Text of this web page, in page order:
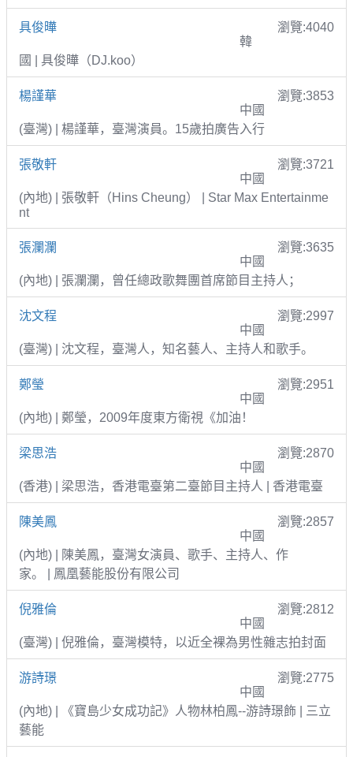
具俊曄
瀏覽:4040
韓
國 | 具俊曄（DJ.koo）
楊謹華
瀏覽:3853
中國
(臺灣) | 楊謹華，臺灣演員。15歲拍廣告入行
張敬軒
瀏覽:3721
中國
(內地) | 張敬軒（Hins Cheung） | Star Max Entertainme
nt
張瀾瀾
瀏覽:3635
中國
(內地) | 張瀾瀾，曾任總政歌舞團首席節目主持人；
沈文程
瀏覽:2997
中國
(臺灣) | 沈文程，臺灣人，知名藝人、主持人和歌手。
鄭瑩
瀏覽:2951
中國
(內地) | 鄭瑩，2009年度東方衛視《加油！
梁思浩
瀏覽:2870
中國
(香港) | 梁思浩，香港電臺第二臺節目主持人 | 香港電臺
陳美鳳
瀏覽:2857
中國
(內地) | 陳美鳳，臺灣女演員、歌手、主持人、作
家。 | 鳳凰藝能股份有限公司
倪雅倫
瀏覽:2812
中國
(臺灣) | 倪雅倫，臺灣模特，以近全裸為男性雜志拍封面
游詩璟
瀏覽:2775
中國
(內地) | 《寶島少女成功記》人物林柏鳳--游詩璟飾 | 三立
藝能